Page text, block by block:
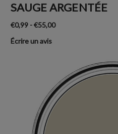
SAUGE ARGENTÉE
€0,99 - €55,00
Écrire un avis